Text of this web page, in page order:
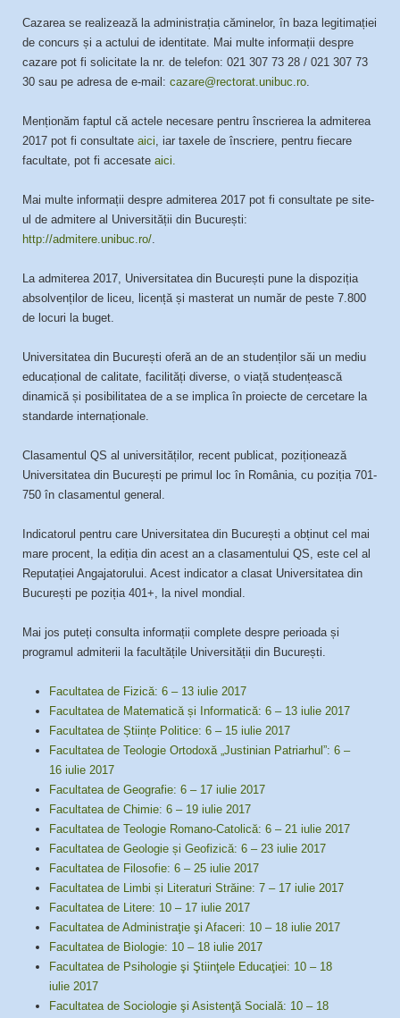
Cazarea se realizează la administrația căminelor, în baza legitimației
de concurs și a actului de identitate. Mai multe informații despre
cazare pot fi solicitate la nr. de telefon: 021 307 73 28 / 021 307 73
30 sau pe adresa de e-mail: cazare@rectorat.unibuc.ro.
Menționăm faptul că actele necesare pentru înscrierea la admiterea
2017 pot fi consultate aici, iar taxele de înscriere, pentru fiecare
facultate, pot fi accesate aici.
Mai multe informații despre admiterea 2017 pot fi consultate pe site-
ul de admitere al Universității din București:
http://admitere.unibuc.ro/.
La admiterea 2017, Universitatea din București pune la dispoziția
absolvenților de liceu, licență și masterat un număr de peste 7.800
de locuri la buget.
Universitatea din București oferă an de an studenților săi un mediu
educațional de calitate, facilități diverse, o viață studențească
dinamică și posibilitatea de a se implica în proiecte de cercetare la
standarde internaționale.
Clasamentul QS al universităților, recent publicat, poziționează
Universitatea din București pe primul loc în România, cu poziția 701-
750 în clasamentul general.
Indicatorul pentru care Universitatea din București a obținut cel mai
mare procent, la ediția din acest an a clasamentului QS, este cel al
Reputației Angajatorului. Acest indicator a clasat Universitatea din
București pe poziția 401+, la nivel mondial.
Mai jos puteți consulta informații complete despre perioada și
programul admiterii la facultățile Universității din București.
Facultatea de Fizică: 6 – 13 iulie 2017
Facultatea de Matematică și Informatică: 6 – 13 iulie 2017
Facultatea de Științe Politice: 6 – 15 iulie 2017
Facultatea de Teologie Ortodoxă „Justinian Patriarhul”: 6 –
16 iulie 2017
Facultatea de Geografie: 6 – 17 iulie 2017
Facultatea de Chimie: 6 – 19 iulie 2017
Facultatea de Teologie Romano-Catolică: 6 – 21 iulie 2017
Facultatea de Geologie și Geofizică: 6 – 23 iulie 2017
Facultatea de Filosofie: 6 – 25 iulie 2017
Facultatea de Limbi și Literaturi Străine: 7 – 17 iulie 2017
Facultatea de Litere: 10 – 17 iulie 2017
Facultatea de Administraţie şi Afaceri: 10 – 18 iulie 2017
Facultatea de Biologie: 10 – 18 iulie 2017
Facultatea de Psihologie şi Ştiinţele Educaţiei: 10 – 18
iulie 2017
Facultatea de Sociologie şi Asistenţă Socială: 10 – 18